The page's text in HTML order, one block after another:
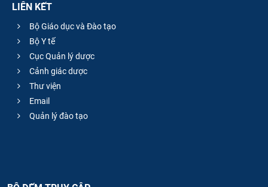
LIÊN KẾT
Bộ Giáo dục và Đào tạo
Bộ Y tế
Cục Quản lý dược
Cảnh giác dược
Thư viện
Email
Quản lý đào tạo